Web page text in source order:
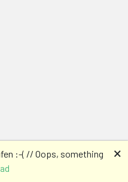
:-( // Oops, something
🗙